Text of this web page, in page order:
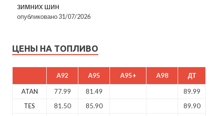
зимних шин
опубликовано 31/07/2026
ЦЕНЫ НА ТОПЛИВО
A92 A95 A95+ A98 ДТ
ATAN 77.99 81.49
89.99
TES
81.50 85.90
89.90